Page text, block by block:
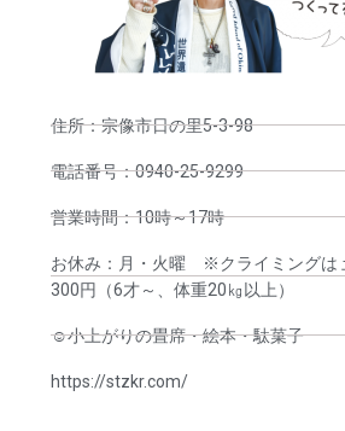
住所：宗像市日の里5-3-98
電話番号：0940-25-9299
営業時間：10時～17時
お休み：月・火曜 ※クライミングは
300円（6才～、体重20㎏以上）
☺︎小上がりの畳席・絵本・駄菓子
https://stzkr.com/